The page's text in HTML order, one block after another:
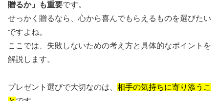
贈るか」も重要です。
せっかく贈るなら、心から喜んでもらえるものを選びたい
ですよね。
ここでは、失敗しないための考え方と具体的なポイントを
解説します。
プレゼント選びで大切なのは、 相手の気持ちに寄り添うこ